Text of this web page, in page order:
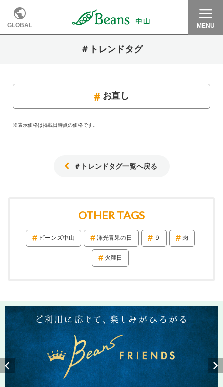
GLOBAL MENU
＃トレンドタグ
お直し
※表示価格は掲載日時点の価格です。
＃トレンドタグ一覧へ戻る
OTHER TAGS
ビーンズ中山 澤光青果の日 ９ 肉
火曜日